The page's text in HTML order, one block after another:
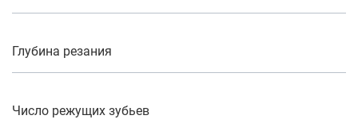
Глубина резания
Число режущих зубьев